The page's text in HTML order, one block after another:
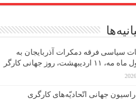
سیاسی فرقه دمکرات آذربایجان به
روز جهانی کارگر
جهانی اتّحادیّه‌های کارگری